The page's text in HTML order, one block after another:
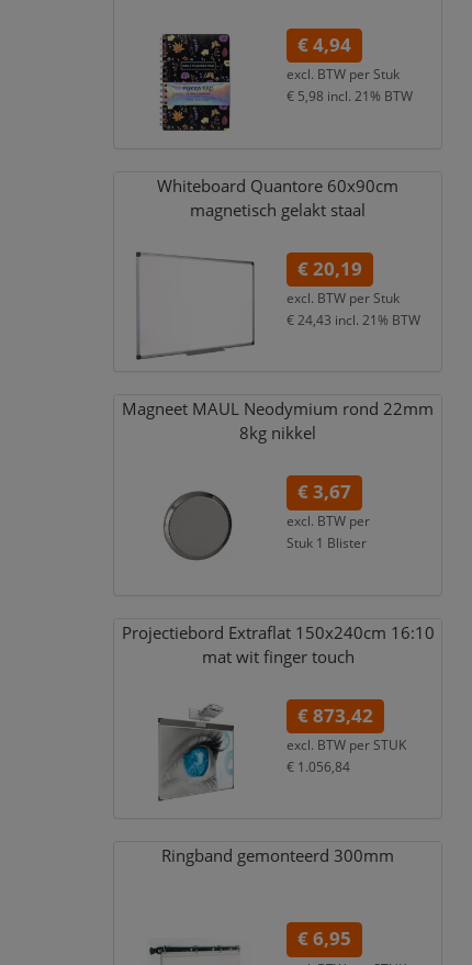
€ 4,94
excl. BTW per Stuk
€ 5,98 incl. 21% BTW
Whiteboard Quantore 60x90cm
magnetisch gelakt staal
€ 20,19
excl. BTW per Stuk
€ 24,43 incl. 21% BTW
Magneet MAUL Neodymium rond 22mm
8kg nikkel
€ 3,67
excl. BTW per
Stuk 1 Blister
Projectiebord Extraflat 150x240cm 16:10
mat wit finger touch
€ 873,42
excl. BTW per STUK
€ 1.056,84
Ringband gemonteerd 300mm
€ 6,95